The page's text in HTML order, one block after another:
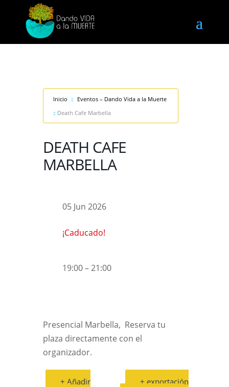
Inicio
Eventos – Dando Vida a la Muerte
Death Cafe Marbella
DEATH CAFE
MARBELLA
05 Jun 2026
¡Caducado!
19:00 – 21:00
Presencial Marbella, Reserva tu
plaza directamente con el
organizador.
+ Añadir
+ exportación